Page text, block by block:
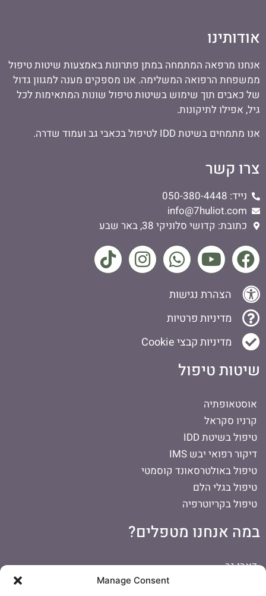
Manage Consent
אודותינו
אנחנו מרפאה המתמחה במתן פתרונות באמצעות שיטות טיפול
ממשפחת הרפואה המשלימה. אנו מספקים מענה למגוון גדול
של כאבים תוך שימוש בשיטות טיפול שונות המתאימות לכל
גיל, אפילו לתיקונות.
אנו מתמחים בשיטת IDD לטיפול בכאבי גב ועמוד שדרה.
צרו קשר
נייד: 050-380-4448
info@7huliot.com
כתובת: קדושי סלוניקי 38, באר שבע
הצהרת נגישות
מדיניות פרטיות
מדיניות קבצי Cookie
שיטות טיפול
אוסטאופתיה
קרניו סקראל
טיפול בשיטת IDD
דיקור רפואי יבש IMS
טיפול באולטרסאונד קוסמטי
טיפול בגלי הלם
טיפול בקריוטרפיה
במה אנחנו מטפלים?
כאבי גב